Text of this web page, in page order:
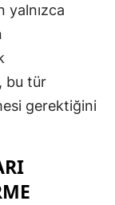
Kastamonu
Kırşehir
yalnızca
bu tür
gerektiğini